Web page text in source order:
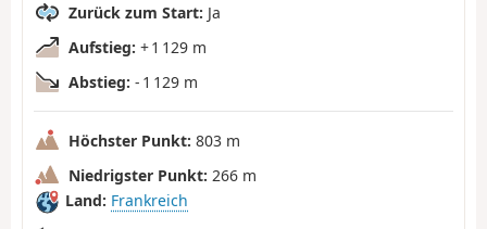
Zurück zum Start: Ja
Aufstieg: + 1 129 m
Abstieg: - 1 129 m
Höchster Punkt: 803 m
Niedrigster Punkt: 266 m
Land: Frankreich